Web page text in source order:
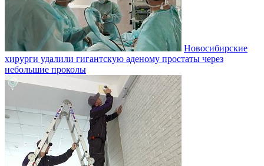
Новосибирские
хирурги удалили гигантскую аденому простаты через
небольшие проколы